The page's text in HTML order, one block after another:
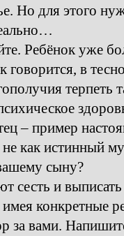
Но для этого
Ребёнок уже
в
терпеть
– пример
как истинный
сыну?
сесть и
конкретные
за вами.